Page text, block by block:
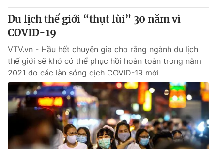
Chuyên mục
Chính trị
Xã hội
Pháp luật
Y tế
Thế giới
Du lịch thế giới “thụt lùi” 30 năm vì
COVID-19
VTV.vn - Hầu hết chuyên gia cho rằng ngành du lịch
thế giới sẽ khó có thể phục hồi hoàn toàn trong năm
2021 do các làn sóng dịch COVID-19 mới.